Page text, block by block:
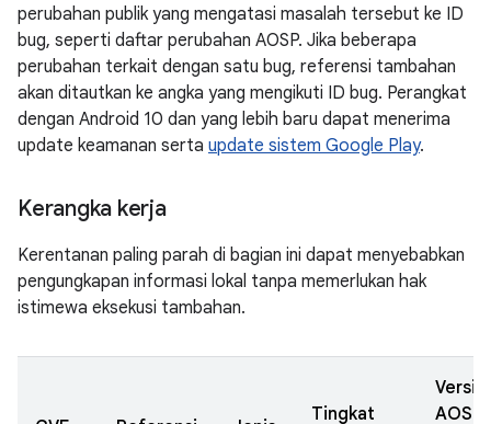
perubahan publik yang mengatasi masalah tersebut ke ID
bug, seperti daftar perubahan AOSP. Jika beberapa
perubahan terkait dengan satu bug, referensi tambahan
akan ditautkan ke angka yang mengikuti ID bug. Perangkat
dengan Android 10 dan yang lebih baru dapat menerima
update keamanan serta update sistem Google Play.
Kerangka kerja
Kerentanan paling parah di bagian ini dapat menyebabkan
pengungkapan informasi lokal tanpa memerlukan hak
istimewa eksekusi tambahan.
Tingkat
Versi
AOSP